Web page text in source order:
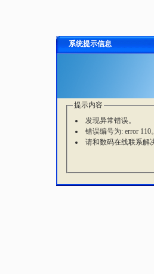
系统提示信息
提示内容
发现异常错误。
错误编号为: error 110
请和数码在线联系解